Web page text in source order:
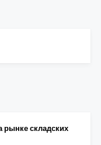
рынке складских